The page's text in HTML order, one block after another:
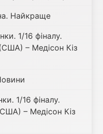
Найкраще
1/16 фіналу.
– Медісон Кіз
1/16 фіналу.
– Медісон Кіз